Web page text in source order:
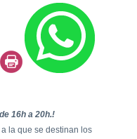
16h a 20h.!
la que se destinan los